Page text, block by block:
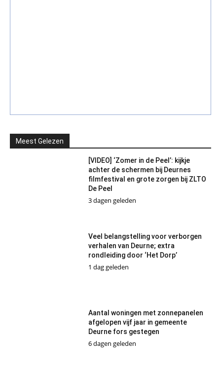
Meest Gelezen
[VIDEO] ‘Zomer in de Peel’: kijkje
achter de schermen bij Deurnes
filmfestival en grote zorgen bij ZLTO
De Peel
3 dagen geleden
Veel belangstelling voor verborgen
verhalen van Deurne; extra
rondleiding door ‘Het Dorp’
1 dag geleden
Aantal woningen met zonnepanelen
afgelopen vijf jaar in gemeente
Deurne fors gestegen
6 dagen geleden